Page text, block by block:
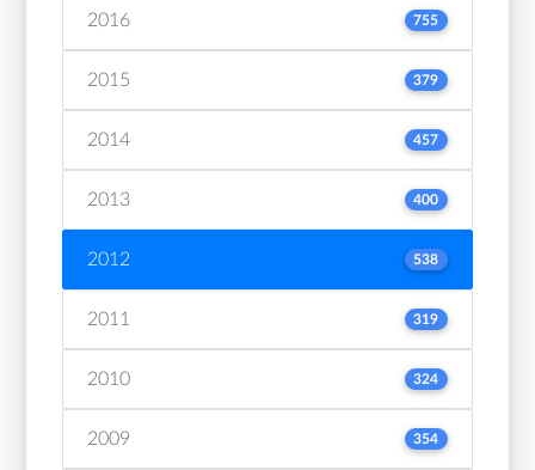
2016 755
2015 379
2014 457
2013 400
2012 538
2011 319
2010 324
2009 354